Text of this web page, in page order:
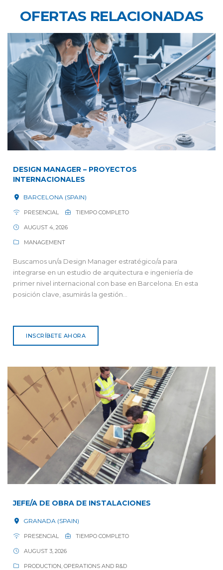
OFERTAS RELACIONADAS
DESIGN MANAGER – PROYECTOS
INTERNACIONALES
BARCELONA (SPAIN)
PRESENCIAL TIEMPO COMPLETO
AUGUST 4, 2026
MANAGEMENT
Buscamos un/a Design Manager estratégico/a para
integrarse en un estudio de arquitectura e ingeniería de
primer nivel internacional con base en Barcelona. En esta
posición clave, asumirás la gestión...
INSCRÍBETE AHORA
JEFE/A DE OBRA DE INSTALACIONES
GRANADA (SPAIN)
PRESENCIAL TIEMPO COMPLETO
AUGUST 3, 2026
PRODUCTION, OPERATIONS AND R&D